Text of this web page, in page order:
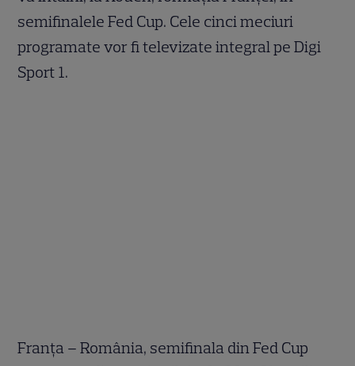
semifinalele Fed Cup. Cele cinci meciuri
programate vor fi televizate integral pe Digi
Sport 1.
Franța – România, semifinala din Fed Cup